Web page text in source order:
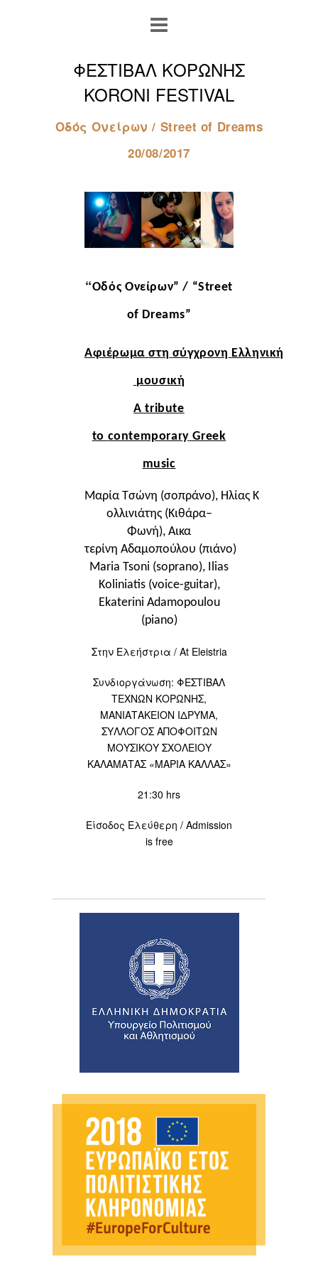
ΦΕΣΤΙΒΑΛ ΚΟΡΩΝΗΣ
KORONI FESTIVAL
Οδός Ονείρων / Street of Dreams
20/08/2017
“Οδός Ονείρων” / “Street
of Dreams”
Αφιέρωμα στη σύγχρονη Ελληνική
μουσική
A tribute
to contemporary Greek
music
Μαρία Τσώνη (σοπράνο), Ηλίας Κ
ολλινιάτης(Κιθάρα–
Φωνή), Αικα
τερίνη Αδαμοπούλου (πιάνο)
Maria Tsoni (soprano), Ilias
Koliniatis (voice-guitar),
Ekaterini Adamopoulou
(piano)
Στην Ελεήστρια / At Eleistria
Συνδιοργάνωση: ΦΕΣΤΙΒΑΛ
ΤΕΧΝΩΝ ΚΟΡΩΝΗΣ,
ΜΑΝΙΑΤΑΚΕΙΟΝ ΙΔΡΥΜΑ,
ΣΥΛΛΟΓΟΣ ΑΠΟΦΟΙΤΩΝ
ΜΟΥΣΙΚΟΥ ΣΧΟΛΕΙΟΥ
ΚΑΛΑΜΑΤΑΣ «ΜΑΡΙΑ ΚΑΛΛΑΣ»
21:30 hrs
Είσοδος Ελεύθερη / Admission
is free